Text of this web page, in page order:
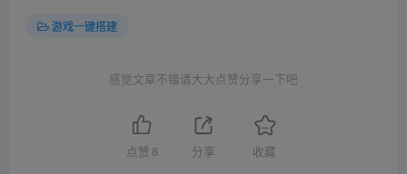
游戏一键搭建
感觉文章不错请大大点赞分享一下吧
点赞 8 分享 收藏